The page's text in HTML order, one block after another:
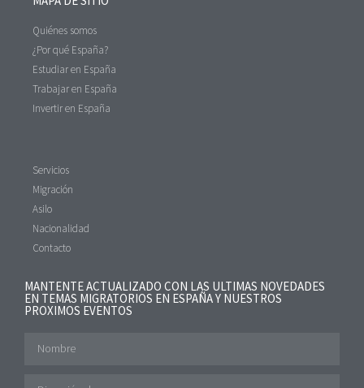
Quiénes somos
¿Por qué España?
Estudiar en España
Trabajar en España
Invertir en España
Servicios
Migración
Asilo
Nacionalidad
Contacto
MANTENTE ACTUALIZADO CON LAS ULTIMAS NOVEDADES
EN TEMAS MIGRATORIOS EN ESPAÑA Y NUESTROS
PROXIMOS EVENTOS